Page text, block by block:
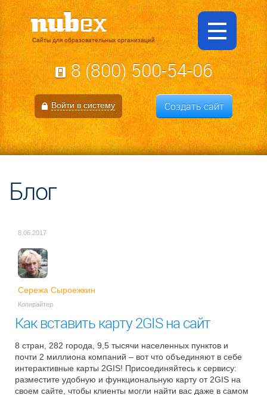
Сайты для образовательных организаций
8 (800) 500-54-06
Войти в систему Создать сайт
Блог
8.06.2017
Как вставить карту 2GIS на сайт
8 стран, 282 города, 9,5 тысячи населенных пунктов и
почти 2 миллиона компаний – вот что объединяют в себе
интерактивные карты 2GIS! Присоединяйтесь к сервису:
разместите удобную и функциональную карту от 2GIS на
своем сайте, чтобы клиенты могли найти вас даже в самом
Сережа Сыроежкин
Копирайтер